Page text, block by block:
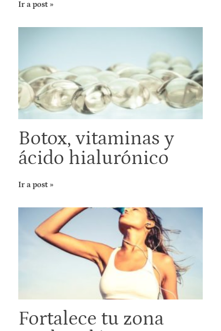
Ir a post »
Botox, vitaminas y
ácido hialurónico
Ir a post »
Fortalece tu zona